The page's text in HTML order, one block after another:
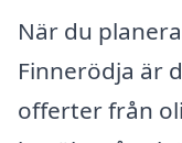
När du
Finnerödja är
offerter från